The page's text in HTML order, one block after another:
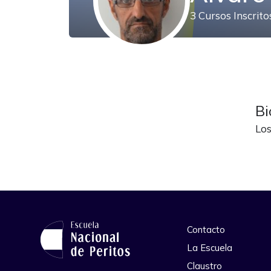
3 Cursos
Contacto
La Escuela
Claustro